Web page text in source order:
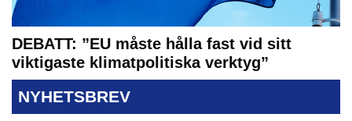
DEBATT: ”EU måste hålla fast vid sitt
viktigaste klimatpolitiska verktyg”
NYHETSBREV